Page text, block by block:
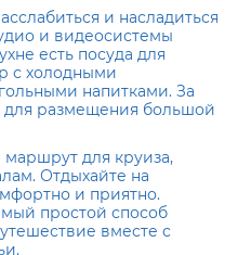
и насладиться
и видеосистемы
есть посуда для
с холодными
напитками. За
для размещения большой
для круиза,
Отдыхайте на
и приятно.
простой способ
вместе с